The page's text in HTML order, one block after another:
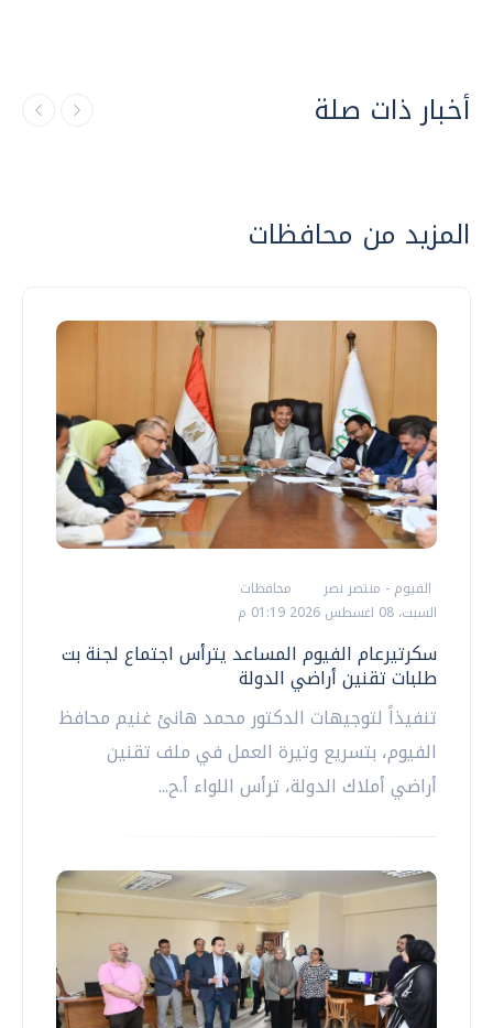
أخبار ذات صلة
المزيد من محافظات
الفيوم - منتصر نصر
محافظات
السبت، 08 اغسطس 2026 01:19 م
سكرتيرعام الفيوم المساعد يترأس اجتماع لجنة بت
طلبات تقنين أراضي الدولة
تنفيذاً لتوجيهات الدكتور محمد هانئ غنيم محافظ
الفيوم، بتسريع وتيرة العمل في ملف تقنين
أراضي أملاك الدولة، ترأس اللواء أ.ح...